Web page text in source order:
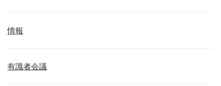
情報
有識者会議